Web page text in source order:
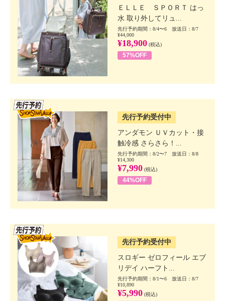
ＥＬＬＥ ＳＰＯＲＴ はっ
水 取り外してリュ...
先行予約期間：8/4〜6 放送日：8/7
¥44,000
¥18,900 (税込)
57%OFF
先行予約受付中
アンダモン ＵＶカット・接
触冷感 さらさら！...
先行予約期間：8/2〜7 放送日：8/8
¥14,300
¥7,990 (税込)
44%OFF
先行予約受付中
スロギー ゼロフィール エブ
リデイ ハーフト...
先行予約期間：8/1〜6 放送日：8/7
¥10,890
¥5,990 (税込)